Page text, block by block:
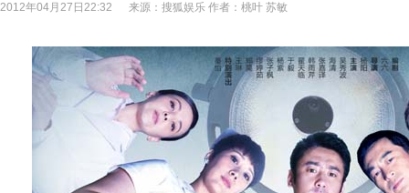
2012年04月27日22:32 来源： 搜狐娱乐 作者：桃叶 苏敏